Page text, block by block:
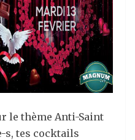
le thème Anti-Saint
s, tes cocktails